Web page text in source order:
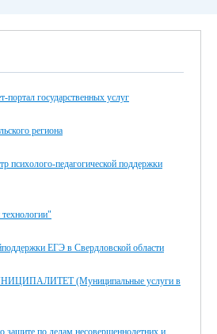
портал государственных услуг
региона
психолого-педагогической поддержки
ЕГЭ в Свердловской области
(Муниципальные услуги в
защите по делам несовершеннолетних и